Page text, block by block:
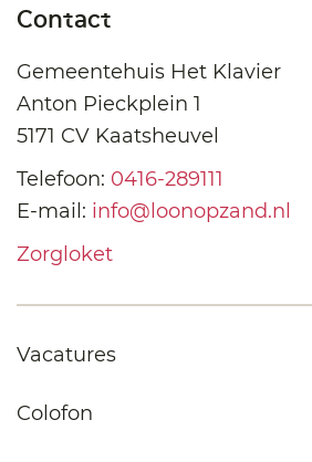
Contact
Gemeentehuis Het Klavier
Anton Pieckplein 1
5171 CV Kaatsheuvel
Telefoon: 0416-289111
E-mail: info@loonopzand.nl
Zorgloket
Vacatures
Colofon